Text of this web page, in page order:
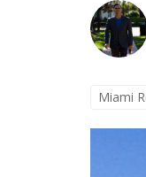
Miami